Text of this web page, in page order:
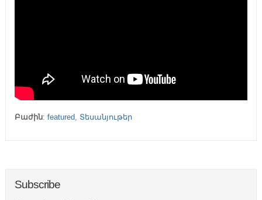
Բաժին: featured, Տեսանյութեր
Subscribe